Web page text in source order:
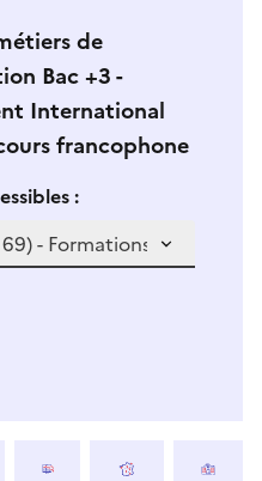
de
Bac +3 -
International
francophone
formation dans la zone
:S
v